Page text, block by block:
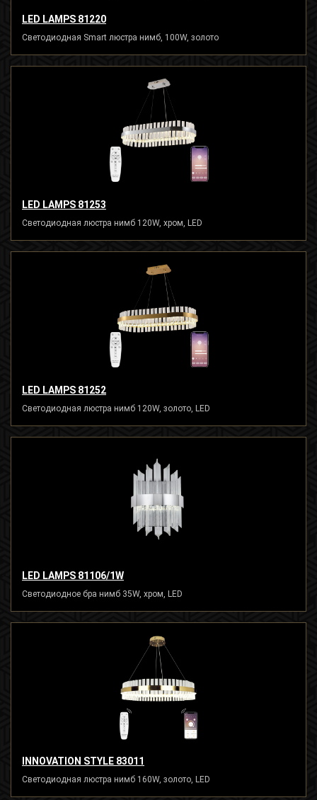
LED LAMPS 81220
Светодиодная Smart люстра нимб, 100W, золото
LED LAMPS 81253
Светодиодная люстра нимб 120W, хром, LED
LED LAMPS 81252
Светодиодная люстра нимб 120W, золото, LED
LED LAMPS 81106/1W
Светодиодное бра нимб 35W, хром, LED
INNOVATION STYLE 83011
Светодиодная люстра нимб 160W, золото, LED